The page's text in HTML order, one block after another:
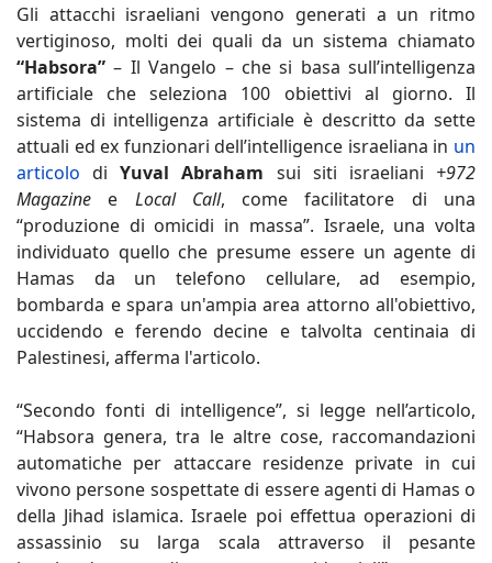
Gli attacchi israeliani vengono generati a un ritmo
vertiginoso, molti dei quali da un sistema chiamato
“Habsora” – Il Vangelo – che si basa sull’intelligenza
artificiale che seleziona 100 obiettivi al giorno. Il
sistema di intelligenza artificiale è descritto da sette
attuali ed ex funzionari dell’intelligence israeliana in un
articolo diYuval Abraham sui siti israeliani +972
Magazine e Local Call, come facilitatore di una
“produzione di omicidi in massa”. Israele, una volta
individuato quello che presume essere un agente di
Hamas da un telefono cellulare, ad esempio,
bombarda e spara un'ampia area attorno all'obiettivo,
uccidendo e ferendo decine e talvolta centinaia di
Palestinesi, afferma l'articolo.
“Secondo fonti di intelligence”, si legge nell’articolo,
“Habsora genera, tra le altre cose, raccomandazioni
automatiche per attaccare residenze private in cui
vivono persone sospettate di essere agenti di Hamas o
della Jihad islamica. Israele poi effettua operazioni di
assassinio su larga scala attraverso il pesante